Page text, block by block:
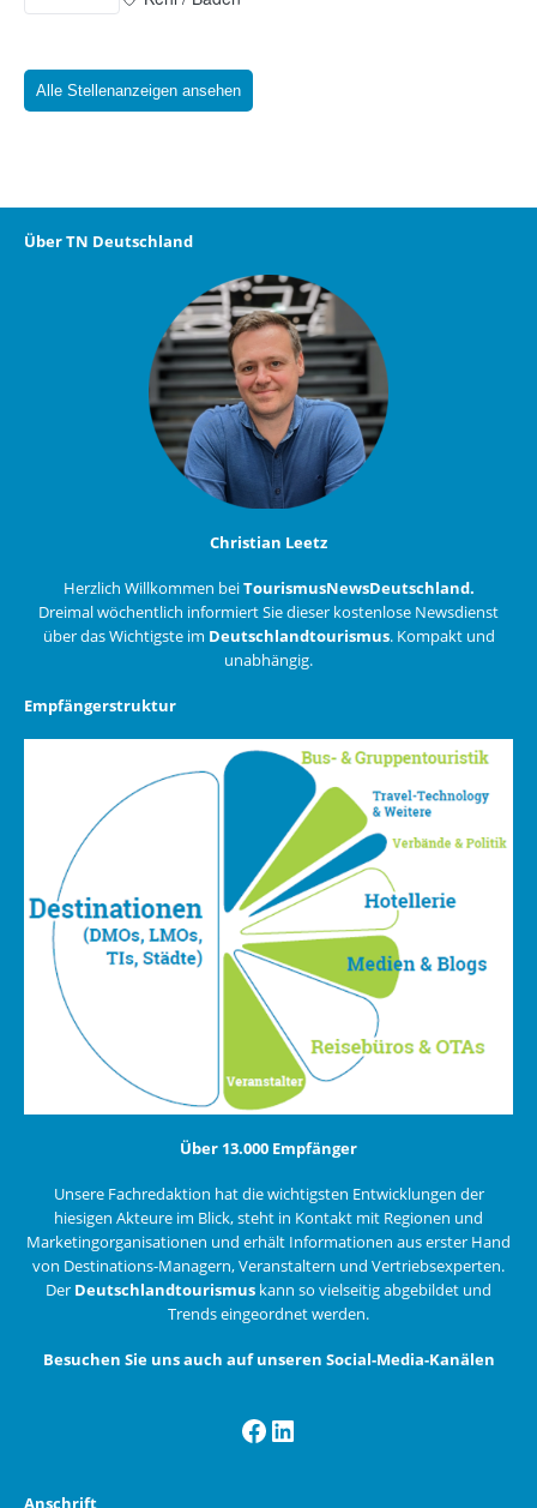
Alle Stellenanzeigen ansehen
Über TN Deutschland
Christian Leetz
Herzlich Willkommen beiTourismusNewsDeutschland.
Dreimal wöchentlich informiert Sie dieser kostenlose Newsdienst
über das Wichtigste im Deutschlandtourismus. Kompakt und
unabhängig.
Empfängerstruktur
Über 13.000 Empfänger
Unsere Fachredaktion hat die wichtigsten Entwicklungen der
hiesigen Akteure im Blick, steht in Kontakt mit Regionen und
Marketingorganisationen und erhält Informationen aus erster Hand
von Destinations-Managern, Veranstaltern und Vertriebsexperten.
Der Deutschlandtourismus kann so vielseitig abgebildet und
Trends eingeordnet werden.
Besuchen Sie uns auch auf unseren Social-Media-Kanälen
Facebook
LinkedIn
Anschrift